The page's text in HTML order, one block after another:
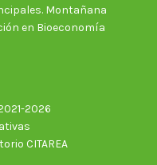
Montañana
en Bioeconomía
2026
CITAREA